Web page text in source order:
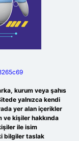
kurum veya şahıs
yalnızca kendi
yer alan içerikler
kişiler hakkında
ile isim
bilgiler taslak